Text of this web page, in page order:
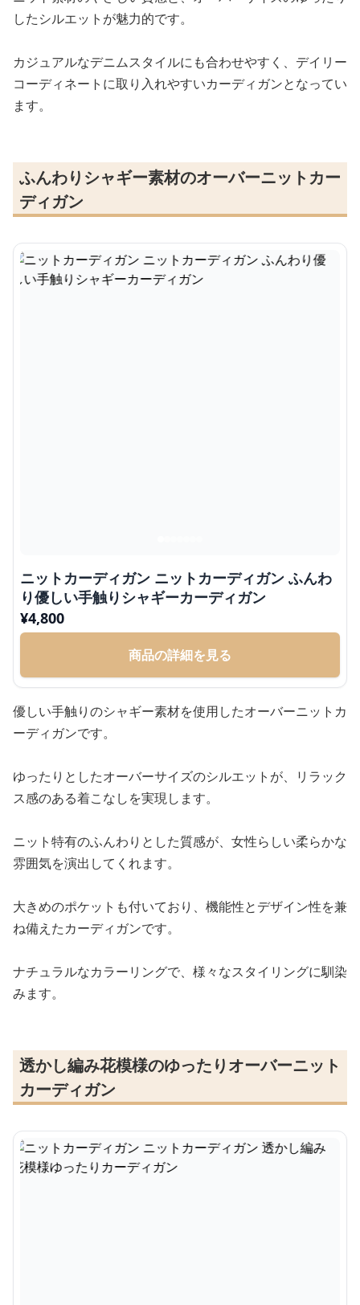
したシルエットが魅力的です。
カジュアルなデニムスタイルにも合わせやすく、デイリー
コーディネートに取り入れやすいカーディガンとなってい
ます。
ふんわりシャギー素材のオーバーニットカー
ディガン
ニットカーディガン ニットカーディガン ふんわ
り優しい手触りシャギーカーディガン
¥4,800
商品の詳細を見る
優しい手触りのシャギー素材を使用したオーバーニットカ
ーディガンです。
ゆったりとしたオーバーサイズのシルエットが、リラック
ス感のある着こなしを実現します。
ニット特有のふんわりとした質感が、女性らしい柔らかな
雰囲気を演出してくれます。
大きめのポケットも付いており、機能性とデザイン性を兼
ね備えたカーディガンです。
ナチュラルなカラーリングで、様々なスタイリングに馴染
みます。
透かし編み花模様のゆったりオーバーニット
カーディガン